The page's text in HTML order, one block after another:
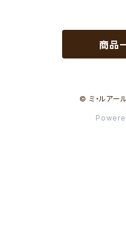
商品
© ミ・ルアー